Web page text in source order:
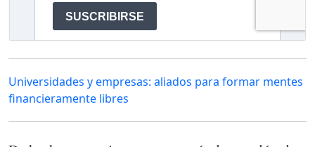
Universidades y empresas: aliados para formar mentes
financieramente libres